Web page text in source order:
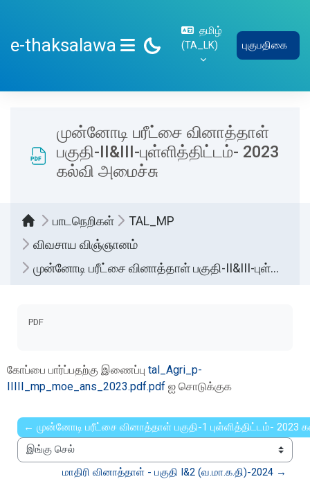
e-thaksalawa
SIDE PANEL
தமிழ்
‎(TA_LK)‎
புகுபதிகை
முன்னோடி பரீட்சை வினாத்தாள்
பகுதி-II&III-புள்ளித்திட்டம்- 2023
கல்வி அமைச்சு
பாடநெறிகள்
TAL_MP
விவசாய விஞ்ஞானம்
முன்னோடி பரீட்சை வினாத்தாள் பகுதி-II&III-புள்ளித்திட்டம்- 2023 கல்வி அமைச்சு
PDF
கோப்பை பார்ப்பதற்கு இணைப்பு tal_Agri_p-
IIIII_mp_moe_ans_2023.pdf.pdf ஐ சொடுக்குக
← முன்னோடி பரீட்சை வினாத்தாள் பகுதி-1 புள்ளித்திட்டம்- 2023
இங்கு செல்
மாதிரி வினாத்தாள் - பகுதி I&2 (வ.மா.க.தி)-2024 →